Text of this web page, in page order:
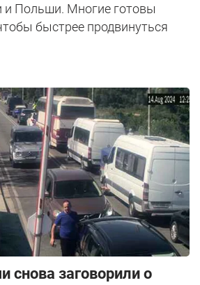
и Польши. Многие готовы
быстрее продвинуться
снова заговорили о